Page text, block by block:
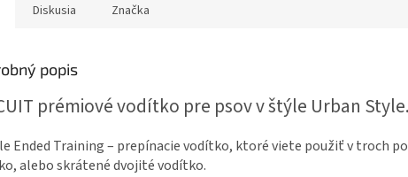
Diskusia Značka
popis
prémiové vodítko pre psov v štýle Urban Style.
Ended Training – prepínacie vodítko, ktoré viete použiť v troch
alebo skrátené dvojité vodítko.